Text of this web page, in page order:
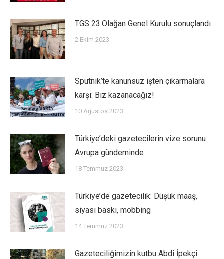
TGS 23.Olağan Genel Kurulu sonuçlandı
2 Ekim 2023
Sputnik’te kanunsuz işten çıkarmalara
karşı: Biz kazanacağız!
10 Ağustos 2023
Türkiye’deki gazetecilerin vize sorunu
Avrupa gündeminde
18 Temmuz 2023
Türkiye’de gazetecilik: Düşük maaş,
siyasi baskı, mobbing
14 Temmuz 2023
Gazeteciliğimizin kutbu Abdi İpekçi